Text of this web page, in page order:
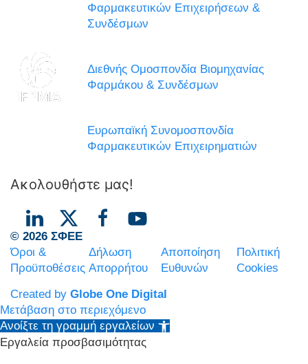
Φαρμακευτικών Επιχειρήσεων &
Συνδέσμων
Διεθνής Ομοσπονδία Βιομηχανίας
Φαρμάκου & Συνδέσμων
Ευρωπαϊκή Συνομοσπονδία
Φαρμακευτικών Επιχειρηματιών
Ακολουθήστε μας!
© 2026 ΣΦΕΕ
Όροι &
Προϋποθέσεις
Δήλωση
Απορρήτου
Αποποίηση
Ευθυνών
Πολιτική
Cookies
Created by Globe One Digital
Μετάβαση στο περιεχόμενο
Ανοίξτε τη γραμμή εργαλείων
Εργαλεία προσβασιμότητας